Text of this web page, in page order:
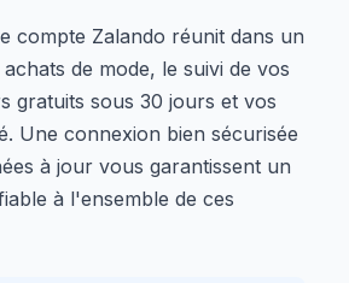
compte Zalando réunit dans un
de mode, le suivi de vos
gratuits sous 30 jours et vos
Une connexion bien sécurisée
à jour vous garantissent un
à l'ensemble de ces